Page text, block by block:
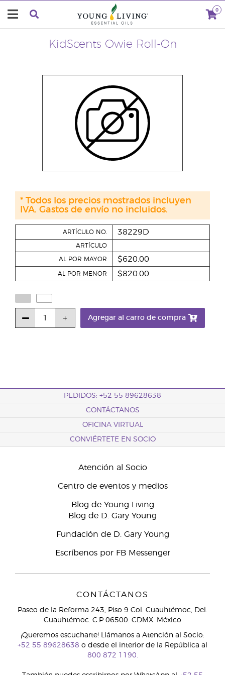
0
KidScents Owie Roll-On
ARTÍCULO NO. 38229D
ARTÍCULO
AL POR MAYOR $620.00
AL POR MENOR $820.00
Agregar al carro de compra
* Todos los precios mostrados incluyen
IVA. Gastos de envío no incluidos.
PEDIDOS: +52 55 89628638
CONTÁCTANOS
OFICINA VIRTUAL
CONVIÉRTETE EN SOCIO
Atención al Socio
Centro de eventos y medios
Blog de Young Living
Blog de D. Gary Young
Fundación de D. Gary Young
Escríbenos por FB Messenger
CONTÁCTANOS
Paseo de la Reforma 243, Piso 9 Col. Cuauhtémoc, Del.
Cuauhtémoc. C.P 06500. CDMX. México
¡Queremos escucharte! Llámanos a Atención al Socio:
+52 55 89628638 o desde el interior de la República al
800 872 1190.